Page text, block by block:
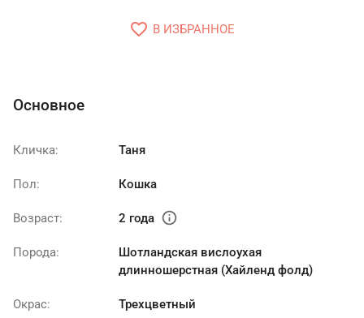
favorite_border В ИЗБРАННОЕ
Основное
Кличка: Таня
Пол: Кошка
Возраст: 2 года info
Порода:
Шотландская вислоухая
длинношерстная (Хайленд фолд)
Окрас: Трехцветный